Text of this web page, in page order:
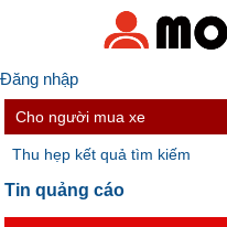
Đăng nhập
Cho người mua xe
Thu hẹp kết quả tìm kiếm
Tin quảng cáo